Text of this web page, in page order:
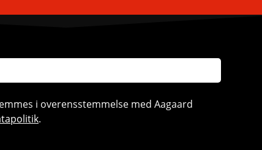
i overensstemmelse med Aagaard
.